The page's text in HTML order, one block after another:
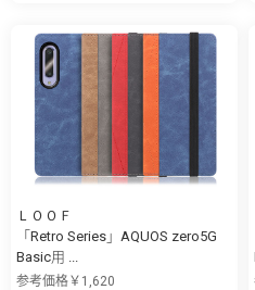
ＬＯＯＦ
「Retro Series」AQUOS zero5G
Basic用 ...
参考価格￥1,620